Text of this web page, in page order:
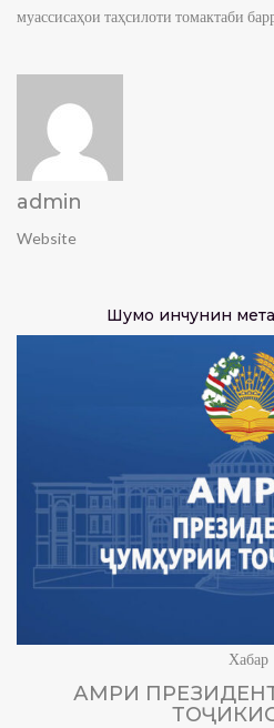
муассисаҳои таҳсилоти томактаби
admin
Website
Шумо инчунин
Хабар
АМРИ